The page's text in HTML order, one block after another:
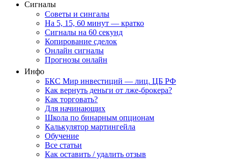
Сигналы
Советы и сингалы
На 5, 15, 60 минут — кратко
Сигналы на 60 секунд
Копирование сделок
Онлайн сигналы
Прогнозы онлайн
Инфо
БКС Мир инвестиций — лиц. ЦБ РФ
Как вернуть деньги от лже-брокера?
Как торговать?
Для начинающих
Школа по бинарным опционам
Калькулятор мартингейла
Обучение
Все статьи
Как оставить / удалить отзыв